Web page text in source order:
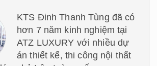
KTS Đinh Thanh Tùng đã có
hơn 7 năm kinh nghiệm tại
ATZ LUXURY với nhiều dự
án thiết kế, thi công nội thất